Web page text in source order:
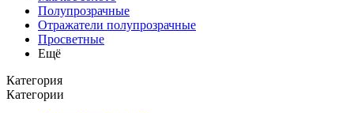
Полупрозрачные
Отражатели полупрозрачные
Просветные
Ещё
Категория
Категории